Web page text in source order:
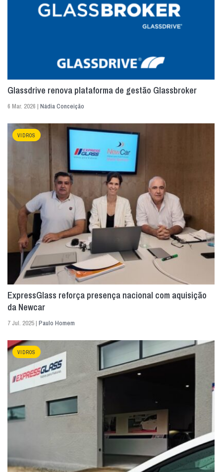
Glassdrive renova plataforma de gestão Glassbroker
6 Mar. 2026 | Nádia Conceição
VIDROS
ExpressGlass reforça presença nacional com aquisição
da Newcar
7 Jul. 2025 | Paulo Homem
VIDROS